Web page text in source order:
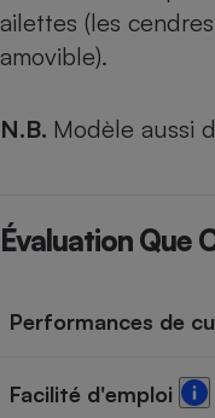
ailettes (les
amovible).
N.B. Modèle aussi
Évaluation Que
Performances de
Facilité d'emploi